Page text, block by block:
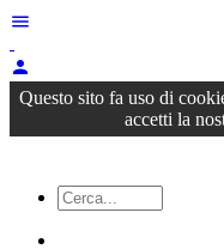
menu
person
Questo sito fa uso di
accetti la